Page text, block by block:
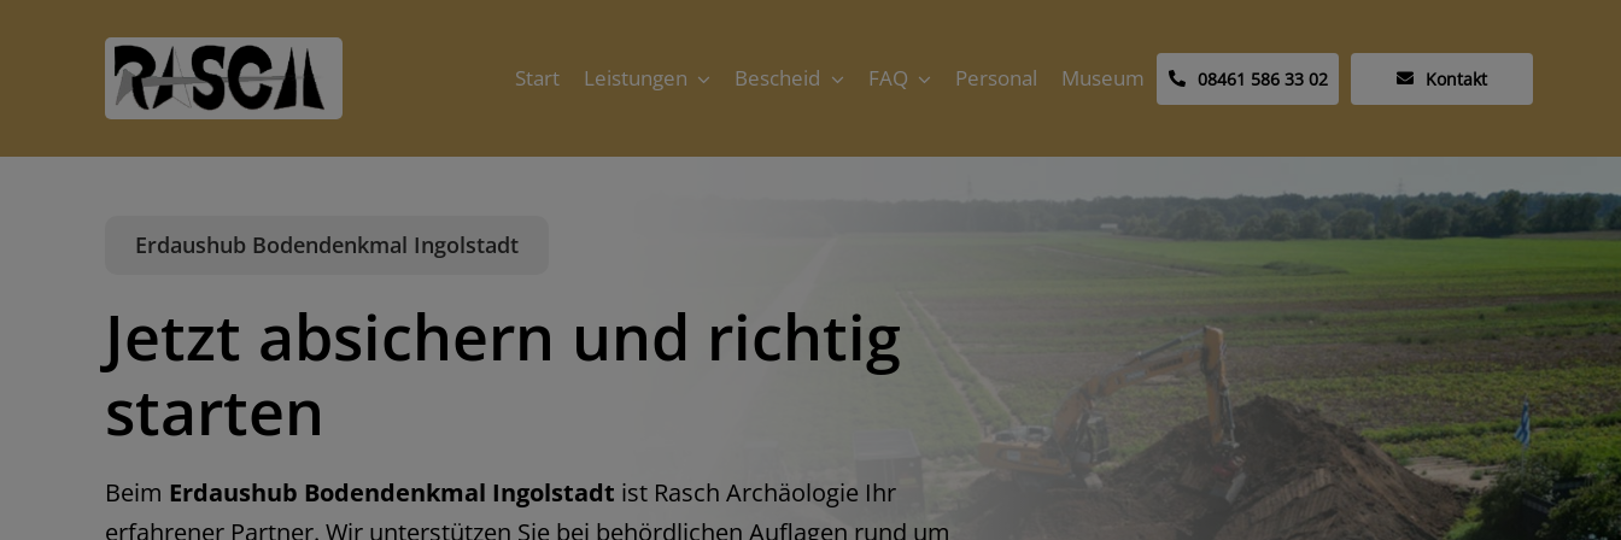
Start Leistungen Bescheid FAQ Personal Museum 08461 586 33 02 Kontakt
Erdaushub Bodendenkmal Ingolstadt
Jetzt absichern und richtig
starten
Beim Erdaushub Bodendenkmal Ingolstadt ist Rasch Archäologie Ihr
erfahrener Partner. Wir unterstützen Sie bei behördlichen Auflagen rund um